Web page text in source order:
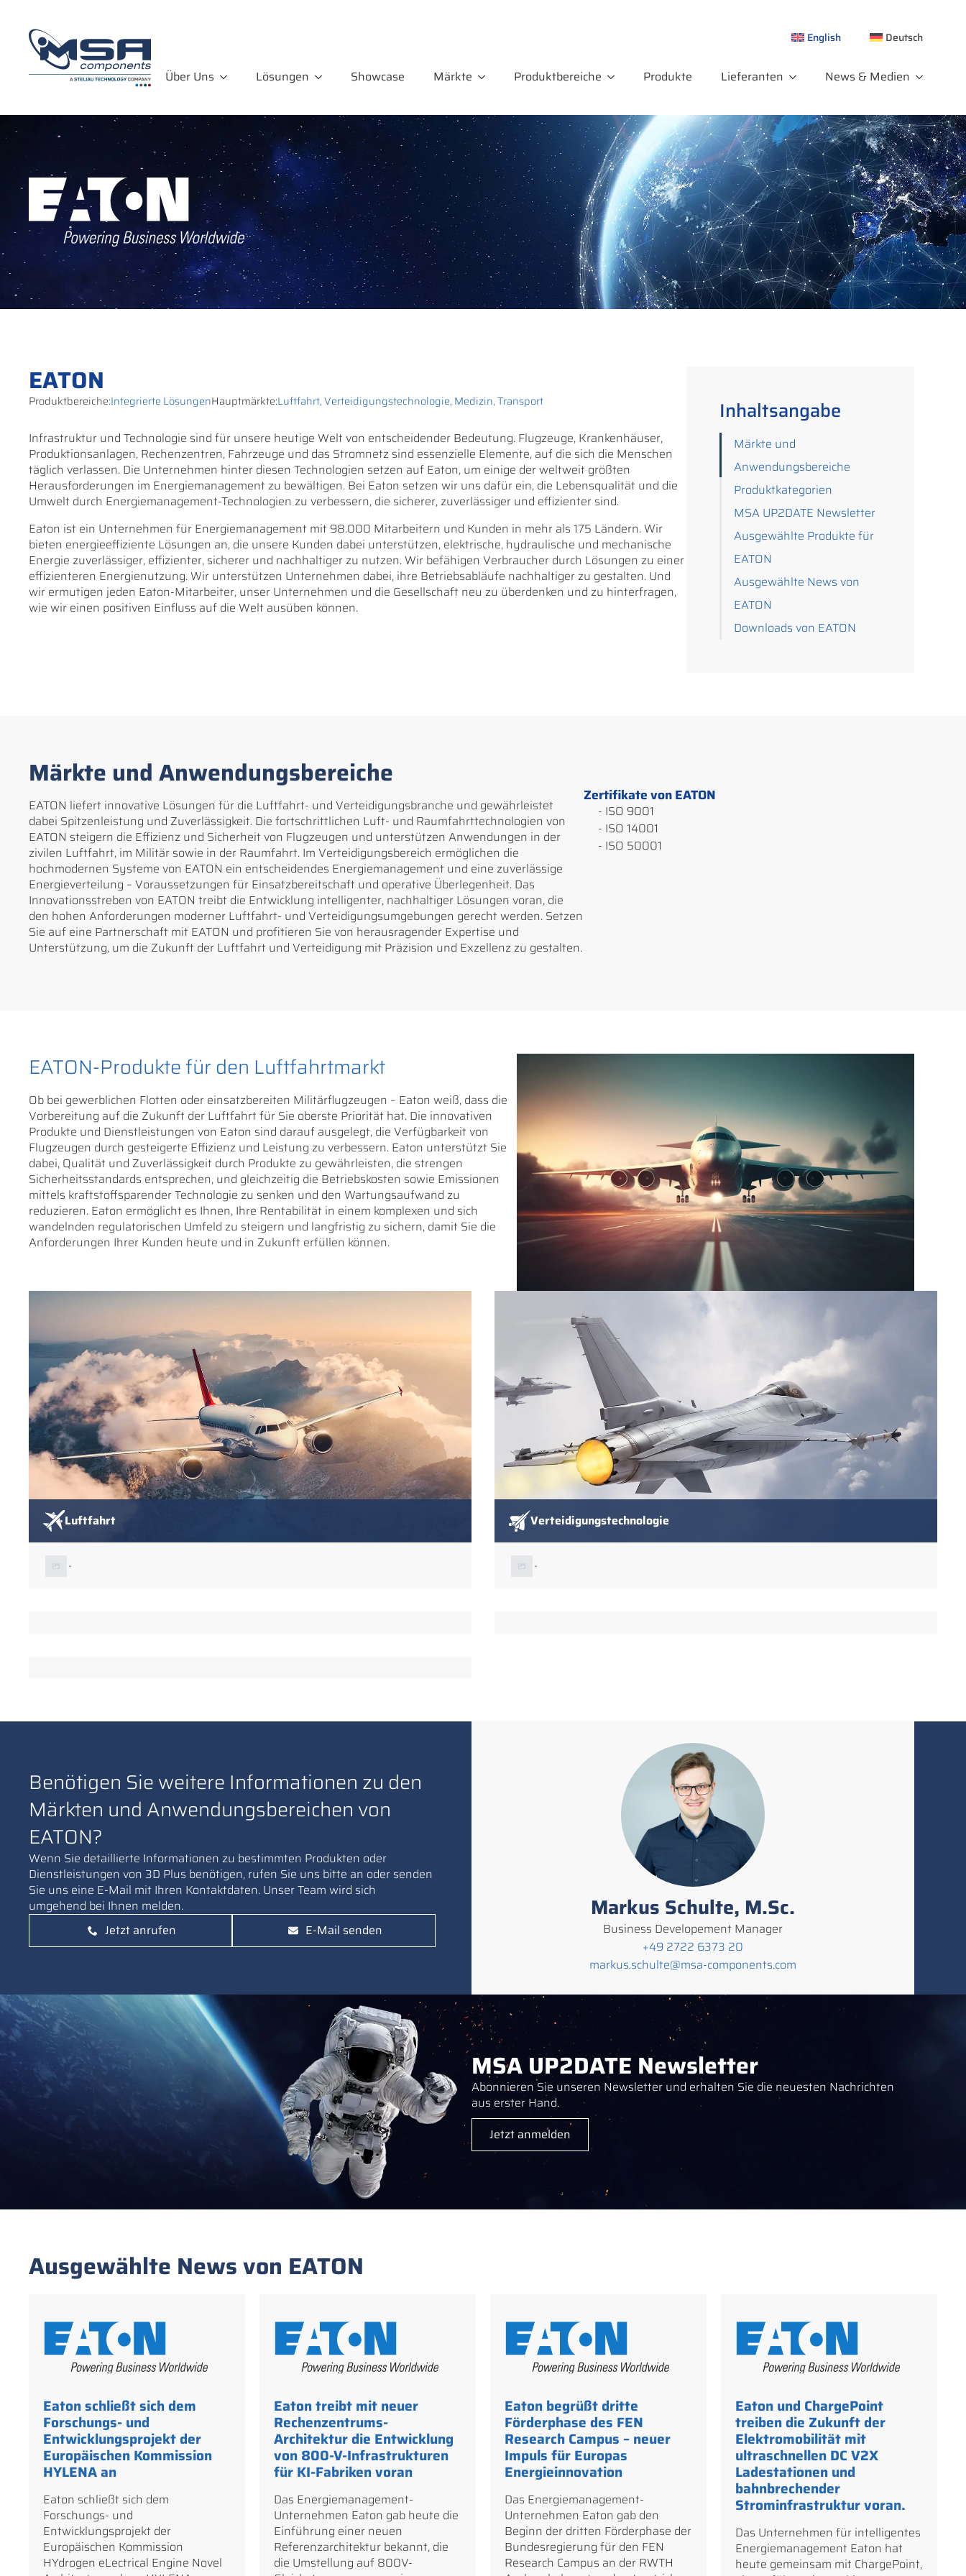
English Deutsch
Über Uns Lösungen Showcase Märkte Produktbereiche Produkte Lieferanten News & Medien
EATON
Produktbereiche:Integrierte LösungenHauptmärkte:Luftfahrt, Verteidigungstechnologie, Medizin, Transport
Infrastruktur und Technologie sind für unsere heutige Welt von entscheidender Bedeutung. Flugzeuge, Krankenhäuser,
Produktionsanlagen, Rechenzentren, Fahrzeuge und das Stromnetz sind essenzielle Elemente, auf die sich die Menschen
täglich verlassen. Die Unternehmen hinter diesen Technologien setzen auf Eaton, um einige der weltweit größten
Herausforderungen im Energiemanagement zu bewältigen. Bei Eaton setzen wir uns dafür ein, die Lebensqualität und die
Umwelt durch Energiemanagement-Technologien zu verbessern, die sicherer, zuverlässiger und effizienter sind.
Eaton ist ein Unternehmen für Energiemanagement mit 98.000 Mitarbeitern und Kunden in mehr als 175 Ländern. Wir
bieten energieeffiziente Lösungen an, die unsere Kunden dabei unterstützen, elektrische, hydraulische und mechanische
Energie zuverlässiger, effizienter, sicherer und nachhaltiger zu nutzen. Wir befähigen Verbraucher durch Lösungen zu einer
effizienteren Energienutzung. Wir unterstützen Unternehmen dabei, ihre Betriebsabläufe nachhaltiger zu gestalten. Und
wir ermutigen jeden Eaton-Mitarbeiter, unser Unternehmen und die Gesellschaft neu zu überdenken und zu hinterfragen,
wie wir einen positiven Einfluss auf die Welt ausüben können.
Inhaltsangabe
Märkte und
Anwendungsbereiche
Produktkategorien
MSA UP2DATE Newsletter
Ausgewählte Produkte für
EATON
Ausgewählte News von
EATON
Downloads von EATON
Märkte und Anwendungsbereiche
EATON liefert innovative Lösungen für die Luftfahrt- und Verteidigungsbranche und gewährleistet
dabei Spitzenleistung und Zuverlässigkeit. Die fortschrittlichen Luft- und Raumfahrttechnologien von
EATON steigern die Effizienz und Sicherheit von Flugzeugen und unterstützen Anwendungen in der
zivilen Luftfahrt, im Militär sowie in der Raumfahrt. Im Verteidigungsbereich ermöglichen die
hochmodernen Systeme von EATON ein entscheidendes Energiemanagement und eine zuverlässige
Energieverteilung – Voraussetzungen für Einsatzbereitschaft und operative Überlegenheit. Das
Innovationsstreben von EATON treibt die Entwicklung intelligenter, nachhaltiger Lösungen voran, die
den hohen Anforderungen moderner Luftfahrt- und Verteidigungsumgebungen gerecht werden. Setzen
Sie auf eine Partnerschaft mit EATON und profitieren Sie von herausragender Expertise und
Unterstützung, um die Zukunft der Luftfahrt und Verteidigung mit Präzision und Exzellenz zu gestalten.
Zertifikate von EATON
- ISO 9001
- ISO 14001
- ISO 50001
EATON-Produkte für den Luftfahrtmarkt
Ob bei gewerblichen Flotten oder einsatzbereiten Militärflugzeugen – Eaton weiß, dass die
Vorbereitung auf die Zukunft der Luftfahrt für Sie oberste Priorität hat. Die innovativen
Produkte und Dienstleistungen von Eaton sind darauf ausgelegt, die Verfügbarkeit von
Flugzeugen durch gesteigerte Effizienz und Leistung zu verbessern. Eaton unterstützt Sie
dabei, Qualität und Zuverlässigkeit durch Produkte zu gewährleisten, die strengen
Sicherheitsstandards entsprechen, und gleichzeitig die Betriebskosten sowie Emissionen
mittels kraftstoffsparender Technologie zu senken und den Wartungsaufwand zu
reduzieren. Eaton ermöglicht es Ihnen, Ihre Rentabilität in einem komplexen und sich
wandelnden regulatorischen Umfeld zu steigern und langfristig zu sichern, damit Sie die
Anforderungen Ihrer Kunden heute und in Zukunft erfüllen können.
Luftfahrt
-
Verteidigungstechnologie
-
Benötigen Sie weitere Informationen zu den
Märkten und Anwendungsbereichen von
EATON?
Wenn Sie detaillierte Informationen zu bestimmten Produkten oder
Dienstleistungen von 3D Plus benötigen, rufen Sie uns bitte an oder senden
Sie uns eine E-Mail mit Ihren Kontaktdaten. Unser Team wird sich
umgehend bei Ihnen melden.
Jetzt anrufen
E-Mail senden
Markus Schulte, M.Sc.
Business Developement Manager
+49 2722 6373 20
markus.schulte@msa-components.com
MSA UP2DATE Newsletter
Abonnieren Sie unseren Newsletter und erhalten Sie die neuesten Nachrichten
aus erster Hand.
Jetzt anmelden
Ausgewählte News von EATON
Eaton schließt sich dem
Forschungs- und
Entwicklungsprojekt der
Europäischen Kommission
HYLENA an
Eaton schließt sich dem
Forschungs- und
Entwicklungsprojekt der
Europäischen Kommission
HYdrogen eLectrical Engine Novel
Eaton treibt mit neuer
Rechenzentrums-
Architektur die Entwicklung
von 800-V-Infrastrukturen
für KI-Fabriken voran
Das Energiemanagement-
Unternehmen Eaton gab heute die
Einführung einer neuen
Referenzarchitektur bekannt, die
die Umstellung auf 800V-
Eaton begrüßt dritte
Förderphase des FEN
Research Campus – neuer
Impuls für Europas
Energieinnovation
Das Energiemanagement-
Unternehmen Eaton gab den
Beginn der dritten Förderphase der
Bundesregierung für den FEN
Research Campus an der RWTH
Eaton und ChargePoint
treiben die Zukunft der
Elektromobilität mit
ultraschnellen DC V2X
Ladestationen und
bahnbrechender
Strominfrastruktur voran.
Das Unternehmen für intelligentes
Energiemanagement Eaton hat
heute gemeinsam mit ChargePoint,